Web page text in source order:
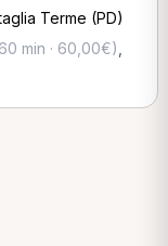
Terme (PD)
min · 60,00€)